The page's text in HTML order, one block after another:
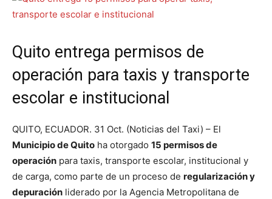
Quito entrega permisos de
operación para taxis y transporte
escolar e institucional
QUITO, ECUADOR. 31 Oct. (Noticias del Taxi) – El
Municipio de Quito ha otorgado 15 permisos de
operación para taxis, transporte escolar, institucional y
de carga, como parte de un proceso de regularización y
depuración liderado por la Agencia Metropolitana de